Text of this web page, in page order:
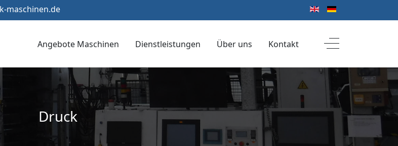
maschinen.de Sprache auswählen
Angebote Maschinen Dienstleistungen Über uns Kontakt Off-Canvas
Druck